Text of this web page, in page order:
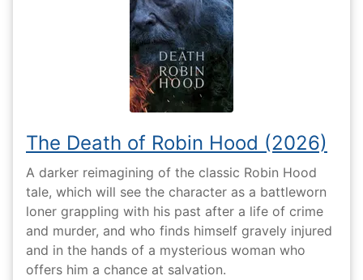
The Death of Robin Hood (2026)
A darker reimagining of the classic Robin Hood
tale, which will see the character as a battleworn
loner grappling with his past after a life of crime
and murder, and who finds himself gravely injured
and in the hands of a mysterious woman who
offers him a chance at salvation.